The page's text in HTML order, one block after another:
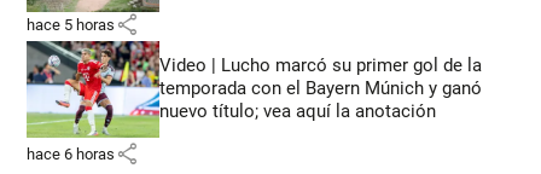
hace 5 horas share
Video | Lucho marcó su primer gol de la
temporada con el Bayern Múnich y ganó
nuevo título; vea aquí la anotación
hace 6 horas share